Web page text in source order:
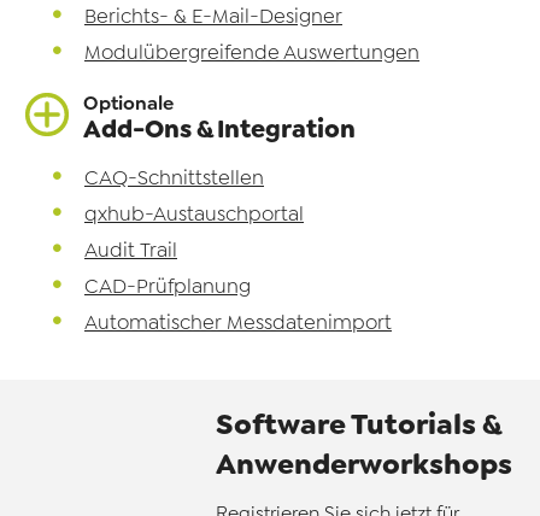
Berichts- & E-Mail-Designer
Modulübergreifende Auswertungen
Optionale
Add-Ons & Integration
CAQ-Schnittstellen
qxhub-Austauschportal
Audit Trail
CAD-Prüfplanung
Automatischer Messdatenimport
Software Tutorials &
Anwenderworkshops